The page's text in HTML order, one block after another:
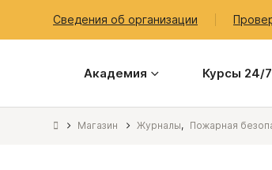
Сведения об организации
Академия Курсы 24/7
Магазин Журналы, Пожарная